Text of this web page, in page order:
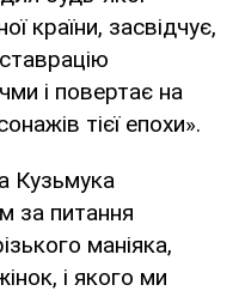
країни, засвідчує,
і повертає на
тієї епохи».
Кузьмука
за питання
маніяка,
і якого ми